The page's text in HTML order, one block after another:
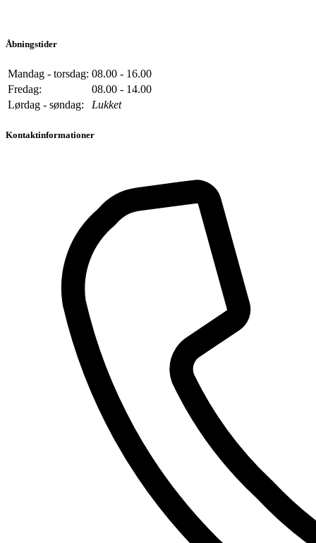
Åbningstider
Mandag - torsdag: 08.00 - 16.00
Fredag:
08.00 - 14.00
Lørdag - søndag:
Lukket
Kontaktinformationer